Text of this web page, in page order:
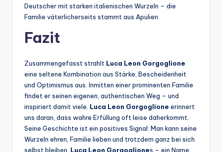
Deutscher mit starken italienischen Wurzeln – die
Familie väterlicherseits stammt aus Apulien.
Fazit
Zusammengefasst strahlt Luca Leon Gorgoglione
eine seltene Kombination aus Stärke, Bescheidenheit
und Optimismus aus. Inmitten einer prominenten Familie
findet er seinen eigenen, authentischen Weg – und
inspiriert damit viele. Luca Leon Gorgoglione erinnert
uns daran, dass wahre Erfüllung oft leise daherkommt.
Seine Geschichte ist ein positives Signal: Man kann seine
Wurzeln ehren, Familie lieben und trotzdem ganz bei sich
selbst bleiben. Luca Leon Gorgogliones – ein Name,